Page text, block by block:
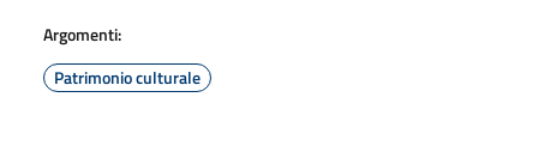
Argomenti:
Patrimonio culturale